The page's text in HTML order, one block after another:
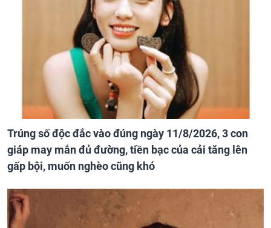
Trúng số độc đắc vào đúng ngày 11/8/2026, 3 con
giáp may mắn đủ đường, tiền bạc của cải tăng lên
gấp bội, muốn nghèo cũng khó